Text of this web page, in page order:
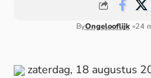
ByOngelooflijk 24
zaterdag, 18 augustus